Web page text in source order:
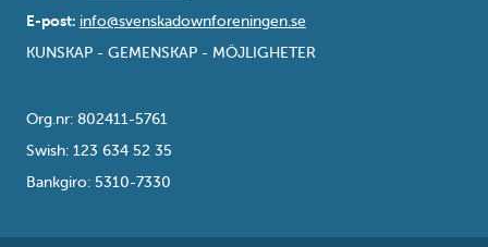
E-post: info@svenskadownforeningen.se
KUNSKAP - GEMENSKAP - MÖJLIGHETER
Org.nr: 802411-5761
Swish: 123 634 52 35
Bankgiro: 5310-7330